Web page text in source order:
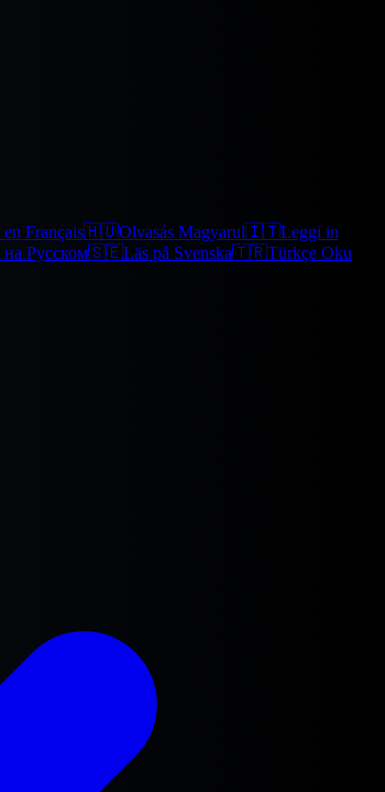
Français🇭🇺Olvasás Magyarul🇮🇹Leggi in
на Русском🇸🇪Läs på Svenska🇹🇷Türkçe Oku